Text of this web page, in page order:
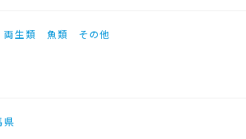
両生類 魚類 その他
県